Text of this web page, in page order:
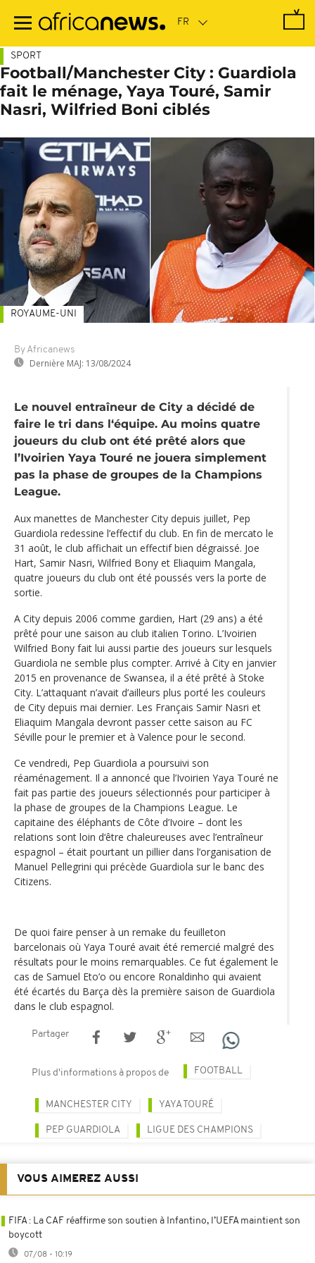
contenu
SPORT
Football/Manchester City : Guardiola
fait le ménage, Yaya Touré, Samir
Nasri, Wilfried Boni ciblés
By Africanews
Dernière MAJ: 13/08/2024
ROYAUME-UNI
Le nouvel entraîneur de City a décidé de
faire le tri dans l‘équipe. Au moins quatre
joueurs du club ont été prêté alors que
l’Ivoirien Yaya Touré ne jouera simplement
pas la phase de groupes de la Champions
League.
Aux manettes de Manchester City depuis juillet, Pep
Guardiola redessine l’effectif du club. En fin de mercato le
31 août, le club affichait un effectif bien dégraissé. Joe
Hart, Samir Nasri, Wilfried Bony et Eliaquim Mangala,
quatre joueurs du club ont été poussés vers la porte de
sortie.
A City depuis 2006 comme gardien, Hart (29 ans) a été
prêté pour une saison au club italien Torino. L’Ivoirien
Wilfried Bony fait lui aussi partie des joueurs sur lesquels
Guardiola ne semble plus compter. Arrivé à City en janvier
2015 en provenance de Swansea, il a été prêté à Stoke
City. L’attaquant n’avait d’ailleurs plus porté les couleurs
de City depuis mai dernier. Les Français Samir Nasri et
Eliaquim Mangala devront passer cette saison au FC
Séville pour le premier et à Valence pour le second.
Ce vendredi, Pep Guardiola a poursuivi son
réaménagement. Il a annoncé que l’Ivoirien Yaya Touré ne
fait pas partie des joueurs sélectionnés pour participer à
la phase de groupes de la Champions League. Le
capitaine des éléphants de Côte d’Ivoire – dont les
relations sont loin d‘être chaleureuses avec l’entraîneur
espagnol – était pourtant un pillier dans l’organisation de
Manuel Pellegrini qui précède Guardiola sur le banc des
Citizens.
De quoi faire penser à un remake du feuilleton
barcelonais où Yaya Touré avait été remercié malgré des
résultats pour le moins remarquables. Ce fut également le
cas de Samuel Eto’o ou encore Ronaldinho qui avaient
été écartés du Barça dès la première saison de Guardiola
dans le club espagnol.
Partager
Plus d'informations à propos de FOOTBALL
MANCHESTER CITY YAYA TOURÉ
PEP GUARDIOLA LIGUE DES CHAMPIONS
VOUS AIMEREZ AUSSI
FIFA : La CAF réaffirme son soutien à Infantino, l’UEFA maintient son
boycott
07/08 - 10:19